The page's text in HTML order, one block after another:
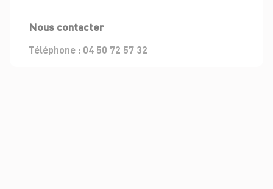
Nous contacter
Téléphone : 04 50 72 57 32